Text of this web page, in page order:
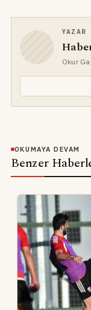
YAZAR
Okur
OKUMAYA DEVAM
Benzer